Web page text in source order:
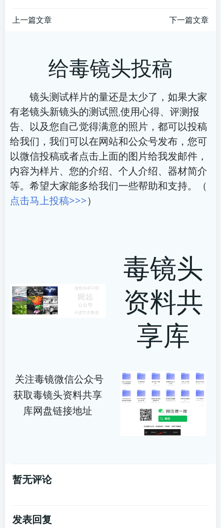
文
航
上一篇文章
导
航
下一篇文章
给毒镜头投稿
镜头测试样片的量还是太少了，如果大家
有老镜头新镜头的测试照,使用心得、评测报
告、以及您自己觉得满意的照片，都可以投稿
给我们，我们可以在网站和公众号发布，您可
以微信投稿或者点击上面的图片给我发邮件，
内容为样片、您的介绍、个人介绍、器材简介
等。希望大家能多给我们一些帮助和支持。（
点击马上投稿>>>）
毒镜头
资料共
享库
关注毒镜微信公众号
获取毒镜头资料共享
库网盘链接地址
暂无评论
发表回复